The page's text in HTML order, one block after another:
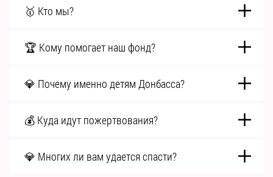
🥇 Кто мы?
🏆 Кому помогает наш фонд?
💎 Почему именно детям Донбасса?
💰 Куда идут пожертвования?
💎 Многих ли вам удается спасти?